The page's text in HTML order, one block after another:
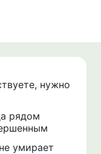
нужно
рядом
умирает